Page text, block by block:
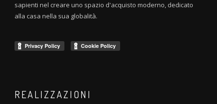
sapienti nel creare uno spazio d'acquisto moderno, dedicato
alla casa nella sua globalità.
REALIZZAZIONI